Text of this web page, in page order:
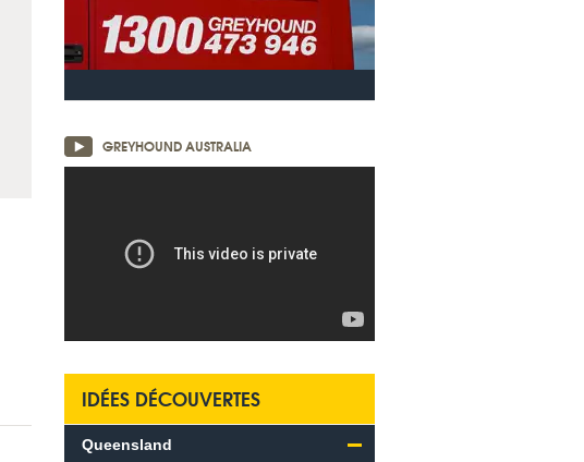
GREYHOUND AUSTRALIA
IDÉES DÉCOUVERTES
Queensland